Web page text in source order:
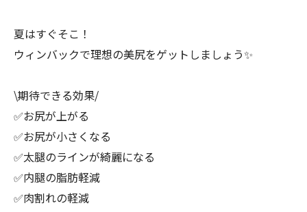
夏はすぐそこ！
ウィンバックで理想の美尻をゲットしましょう✨
\期待できる効果/
✅お尻が上がる
✅お尻が小さくなる
✅太腿のラインが綺麗になる
✅内腿の脂肪軽減
✅肉割れの軽減